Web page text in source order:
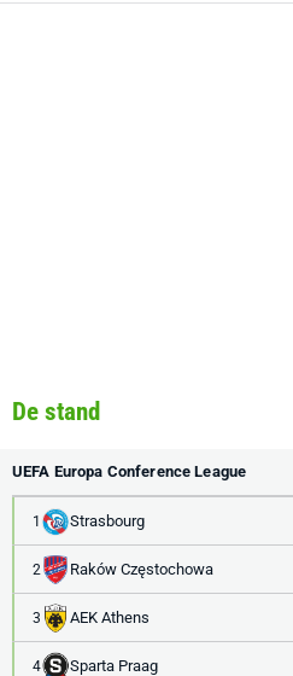
De stand
UEFA Europa Conference League
1 Strasbourg
2 Raków Częstochowa
3 AEK Athens
4 Sparta Praag